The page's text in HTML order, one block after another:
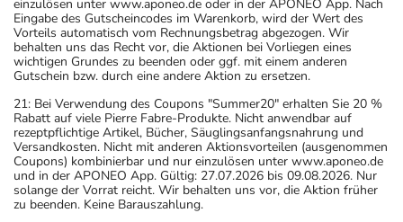
einzulösen unter www.aponeo.de oder in der APONEO App. Nach
Eingabe des Gutscheincodes im Warenkorb, wird der Wert des
Vorteils automatisch vom Rechnungsbetrag abgezogen. Wir
behalten uns das Recht vor, die Aktionen bei Vorliegen eines
wichtigen Grundes zu beenden oder ggf. mit einem anderen
Gutschein bzw. durch eine andere Aktion zu ersetzen.
21: Bei Verwendung des Coupons "Summer20" erhalten Sie 20 %
Rabatt auf viele Pierre Fabre-Produkte. Nicht anwendbar auf
rezeptpflichtige Artikel, Bücher, Säuglingsanfangsnahrung und
Versandkosten. Nicht mit anderen Aktionsvorteilen (ausgenommen
Coupons) kombinierbar und nur einzulösen unter www.aponeo.de
und in der APONEO App. Gültig: 27.07.2026 bis 09.08.2026. Nur
solange der Vorrat reicht. Wir behalten uns vor, die Aktion früher
zu beenden. Keine Barauszahlung.